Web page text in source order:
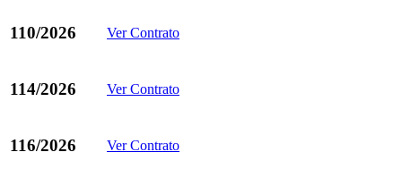
110/2026 Ver Contrato
114/2026 Ver Contrato
116/2026 Ver Contrato